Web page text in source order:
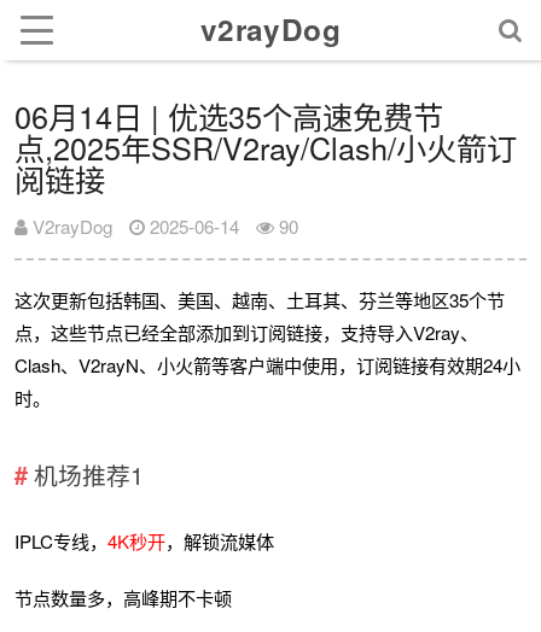
v2rayDog
06月14日 | 优选35个高速免费节
点,2025年SSR/V2ray/Clash/小火箭订
阅链接
V2rayDog 2025-06-14 90
这次更新包括韩国、美国、越南、土耳其、芬兰等地区35个节
点，这些节点已经全部添加到订阅链接，支持导入V2ray、
Clash、V2rayN、小火箭等客户端中使用，订阅链接有效期24小
时。
机场推荐1
IPLC专线，4K秒开，解锁流媒体
节点数量多，高峰期不卡顿